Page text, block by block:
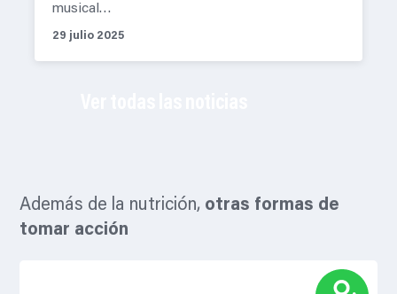
musical…
29 julio 2025
Además de la nutrición, otras formas de
tomar acción